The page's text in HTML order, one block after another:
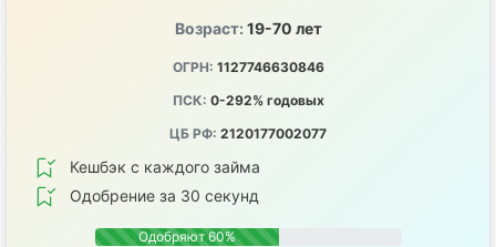
Возраст: 19-70 лет
ОГРН: 1127746630846
ПСК: 0-292% годовых
ЦБ РФ: 2120177002077
Кешбэк с каждого займа
Одобрение за 30 секунд
Одобряют 60%